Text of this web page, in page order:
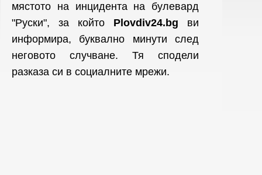
мястото на инцидента на булевард
"Руски", за който Plovdiv24.bg ви
информира, буквално минути след
неговото случване. Тя сподели
разказа си в социалните мрежи.